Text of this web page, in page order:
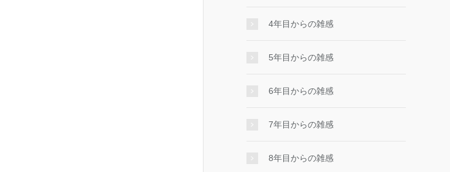
4年目からの雑感
5年目からの雑感
6年目からの雑感
7年目からの雑感
8年目からの雑感